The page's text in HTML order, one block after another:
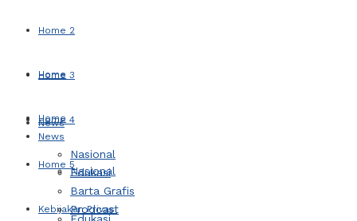
Home 2
Home 3
Home 4
Home 5
Kebijakan Privasi
Home
News
Nasional
Home
News
Nasional
Edukasi
Barta Grafis
Prodcast